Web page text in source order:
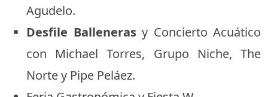
Agudelo.
Desfile Ballenerasy Concierto Acuático
con Michael Torres, Grupo Niche, The
Norte y Pipe Peláez.